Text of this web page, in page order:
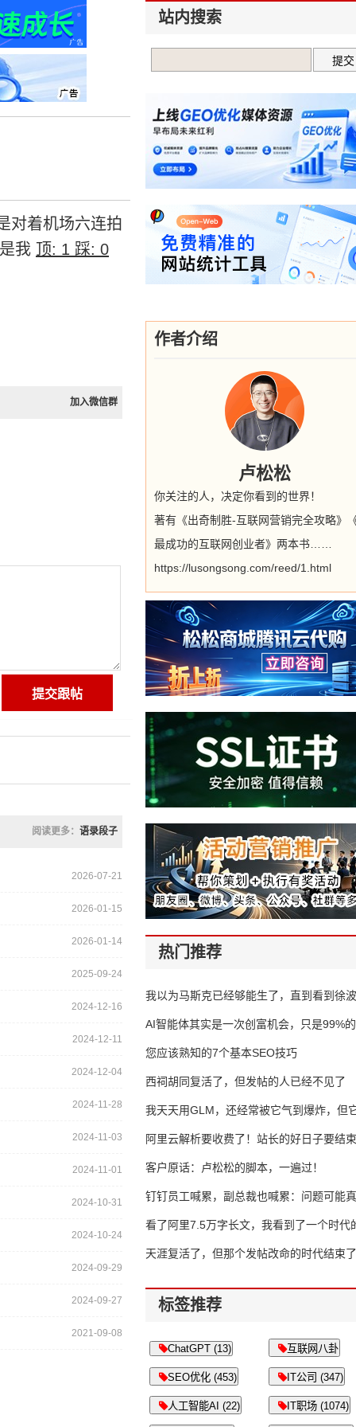
对着机场六连拍
我 顶: 1 踩: 0
加入微信群
阅读更多： 语录段子
2026-07-21
2026-01-15
2026-01-14
2025-09-24
2024-12-16
2024-12-11
2024-12-04
2024-11-28
2024-11-03
2024-11-01
2024-10-31
2024-10-24
2024-09-29
2024-09-27
2021-09-08
站内搜索
作者介绍
卢松松
你关注的人，决定你看到的世界！
著有《出奇制胜-互联网营销完全攻略》
最成功的互联网创业者》两本书……
https://lusongsong.com/reed/1.html
热门推荐
我以为马斯克已经够能生了，直到看到
AI智能体其实是一次创富机会，只是99%
错过了
您应该熟知的7个基本SEO技巧
西祠胡同复活了，但发帖的人已经不见了
我天天用GLM，还经常被它气到爆炸，但
16万亿
阿里云解析要收费了！站长的好日子要结
客户原话：卢松松的脚本，一遍过！
钉钉员工喊累，副总裁也喊累：问题可能
了
看了阿里7.5万字长文，我看到了一个时代
天涯复活了，但那个发帖改命的时代结束了
标签推荐
ChatGPT (13) 互联网八卦
SEO优化 (453) IT公司 (347)
人工智能AI (22) IT职场 (1074)